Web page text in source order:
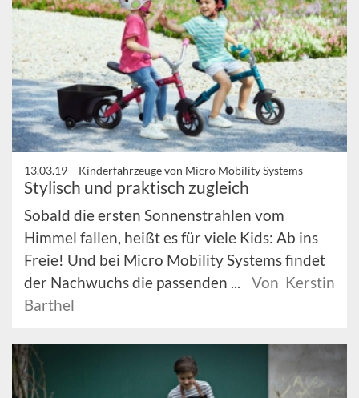
13.03.19 – Kinderfahrzeuge von Micro Mobility Systems
Stylisch und praktisch zugleich
Sobald die ersten Sonnenstrahlen vom
Himmel fallen, heißt es für viele Kids: Ab ins
Freie! Und bei Micro Mobility Systems findet
der Nachwuchs die passenden ...
Von Kerstin
Barthel